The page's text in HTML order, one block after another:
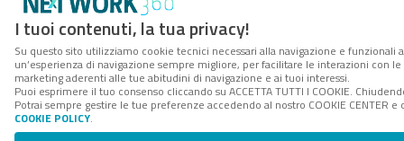
I tuoi contenuti, la tua privacy!
Su questo sito utilizziamo cookie tecnici necessari alla navigazione e
un’esperienza di navigazione sempre migliore, per facilitare le interazioni con
marketing aderenti alle tue abitudini di navigazione e ai tuoi interessi.
Puoi esprimere il tuo consenso cliccando su ACCETTA TUTTI I COOKIE.
Potrai sempre gestire le tue preferenze accedendo al nostro COOKIE
COOKIE POLICY.